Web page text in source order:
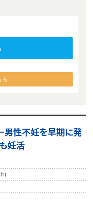
ら
男性不妊を早期に発
妊活